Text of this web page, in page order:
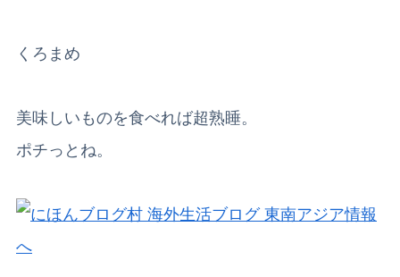
くろまめ
美味しいものを食べれば超熟睡。
ポチっとね。